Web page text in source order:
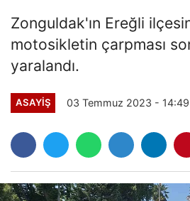
Zonguldak'ın Ereğli
motosikletin çarpması
yaralandı.
ASAYİŞ 03 Temmuz 2023 - 14:49